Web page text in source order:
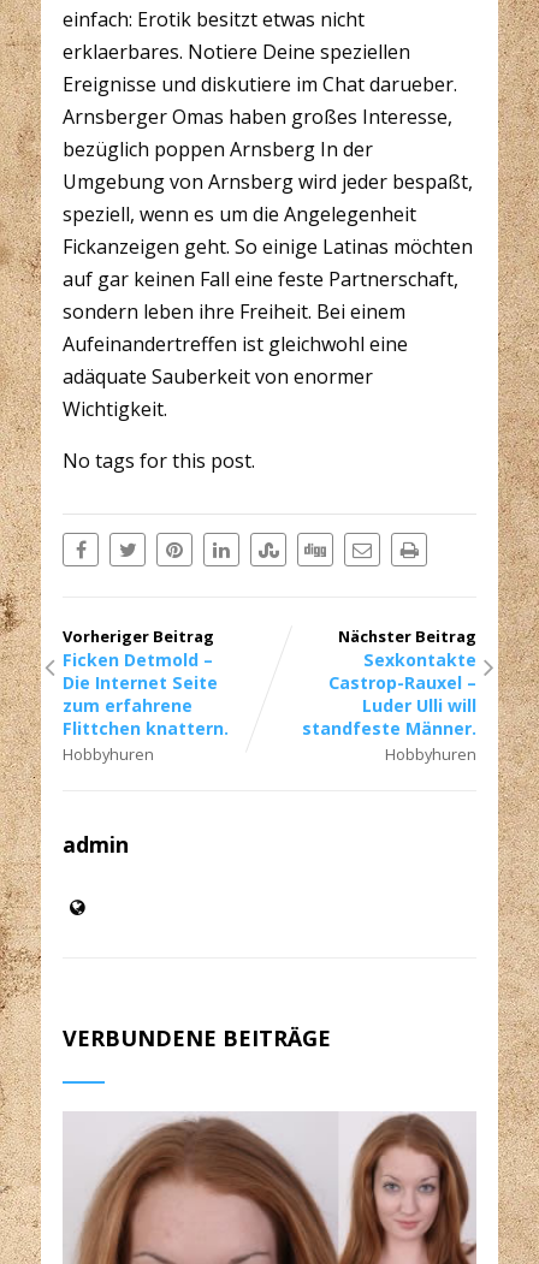
einfach: Erotik besitzt etwas nicht
erklaerbares. Notiere Deine speziellen
Ereignisse und diskutiere im Chat darueber.
Arnsberger Omas haben großes Interesse,
bezüglich poppen Arnsberg In der
Umgebung von Arnsberg wird jeder bespaßt,
speziell, wenn es um die Angelegenheit
Fickanzeigen geht. So einige Latinas möchten
auf gar keinen Fall eine feste Partnerschaft,
sondern leben ihre Freiheit. Bei einem
Aufeinandertreffen ist gleichwohl eine
adäquate Sauberkeit von enormer
Wichtigkeit.
No tags for this post.
Vorheriger Beitrag
Ficken Detmold –
Die Internet Seite
zum erfahrene
Flittchen knattern.
Hobbyhuren
Nächster Beitrag
Sexkontakte
Castrop-Rauxel –
Luder Ulli will
standfeste Männer.
Hobbyhuren
admin
VERBUNDENE BEITRÄGE